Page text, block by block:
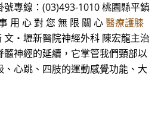
專線：(03)493-1010 桃園縣平鎮
用 心 對 您 無 限 關 心醫療護膝
文‧壢新醫院神經外科 陳宏龍主治
神經的延續，它掌管我們頸部以
心跳、四肢的運動感覺功能、大